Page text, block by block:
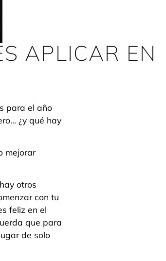
APLICAR EN
para el año
¿y qué hay
mejorar
otros
con tu
feliz en el
que para
de solo